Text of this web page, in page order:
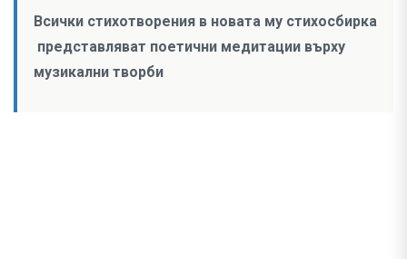
Всички стихотворения в новата му стихосбирка
представляват поетични медитации върху
музикални творби